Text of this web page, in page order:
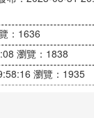
：1636
瀏覽：1838
瀏覽：1935